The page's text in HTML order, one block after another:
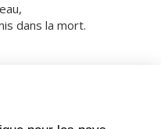
dans la mort.